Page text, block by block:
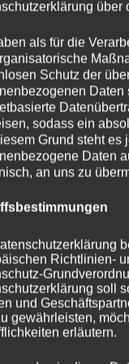
spannend, und
oder vermieten
Linkedin
über
als für die
Schutz der
sodass ein
Grund steht es
Daten
an uns zu
Richtlinien-
soll
und
gewährleisten,
erläutern.